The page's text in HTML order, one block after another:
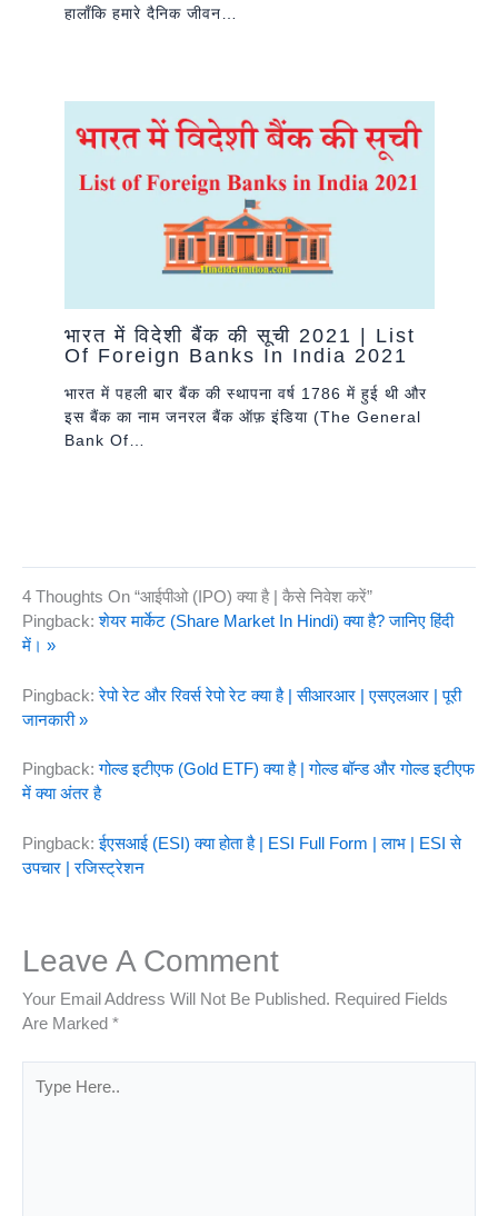
हालाँकि हमारे दैनिक जीवन…
भारत में विदेशी बैंक की सूची 2021 | List
Of Foreign Banks In India 2021
भारत में पहली बार बैंक की स्थापना वर्ष 1786 में हुई थी और
इस बैंक का नाम जनरल बैंक ऑफ़ इंडिया (The General
Bank Of…
4 Thoughts On “आईपीओ (IPO) क्या है | कैसे निवेश करें”
Pingback:शेयर मार्केट (Share Market In Hindi) क्या है? जानिए हिंदी
में। »
Pingback:रेपो रेट और रिवर्स रेपो रेट क्या है | सीआरआर | एसएलआर | पूरी
जानकारी »
Pingback:गोल्ड इटीएफ (Gold ETF) क्या है | गोल्ड बॉन्ड और गोल्ड इटीएफ
में क्या अंतर है
Pingback:ईएसआई (ESI) क्या होता है | ESI Full Form | लाभ | ESI से
उपचार | रजिस्ट्रेशन
Leave A Comment
Your Email Address Will Not Be Published. Required Fields
Are Marked *
Here..